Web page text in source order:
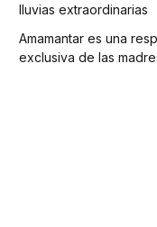
lluvias extraordinarias
Amamantar es una
exclusiva de las